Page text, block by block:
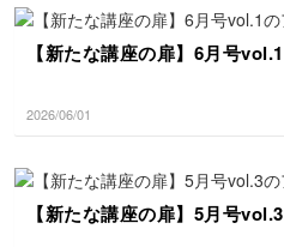
【新たな講座の扉】6月号vol.1
2026/06/01
【新たな講座の扉】5月号vol.3